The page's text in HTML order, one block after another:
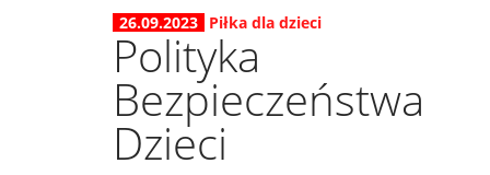
26.09.2023 Piłka dla dzieci
Polityka
Bezpieczeństwa
Dzieci